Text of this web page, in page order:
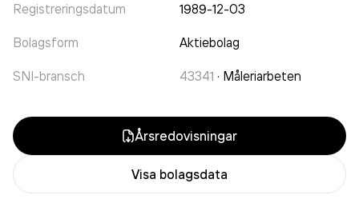
Registreringsdatum 1989-12-03
Bolagsform Aktiebolag
SNI-bransch 43341 · Måleriarbeten
Årsredovisningar
Visa bolagsdata